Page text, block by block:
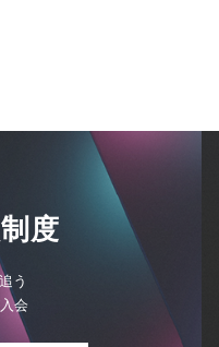
度
う
会